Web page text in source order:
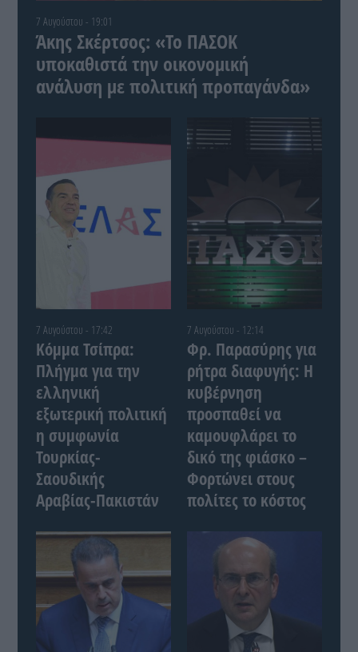
7 Αυγούστου - 19:01
Άκης Σκέρτσος: «Το ΠΑΣΟΚ
υποκαθιστά την οικονομική
ανάλυση με πολιτική προπαγάνδα»
7 Αυγούστου - 17:42
Κόμμα Τσίπρα:
Πλήγμα για την
ελληνική
εξωτερική πολιτική
η συμφωνία
Τουρκίας-
Σαουδικής
Αραβίας-Πακιστάν
7 Αυγούστου - 12:14
Φρ. Παρασύρης για
ρήτρα διαφυγής: Η
κυβέρνηση
προσπαθεί να
καμουφλάρει το
δικό της φιάσκο –
Φορτώνει στους
πολίτες το κόστος